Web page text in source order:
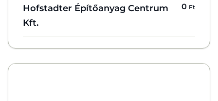
Hofstadter Építőanyag Centrum
Kft.
0 Ft